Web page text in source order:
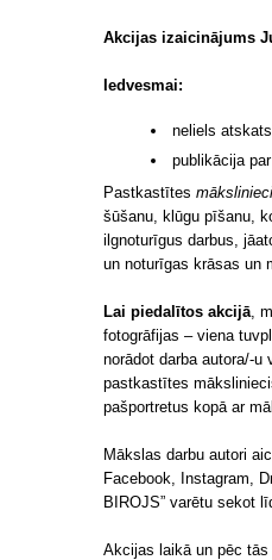
Akcijas izaicinājums
Iedvesmai:
neliels
publikācija
Pastkastītes
šūšanu, klūgu pīšanu,
ilgnoturīgus darbus,
un noturīgas krāsas un
Lai piedalītos akcijā,
fotogrāfijas – viena
norādot darba autora/-
pastkastītes
pašportretus kopā ar
Mākslas darbu autori
Facebook, Instagram,
BIROJS” varētu sekot
Akcijas laikā un pēc tās